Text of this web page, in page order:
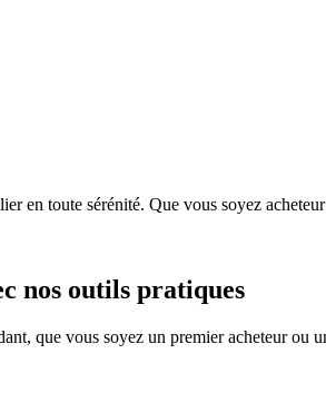
en toute sérénité. Que vous soyez
nos outils pratiques
que vous soyez un premier acheteur ou